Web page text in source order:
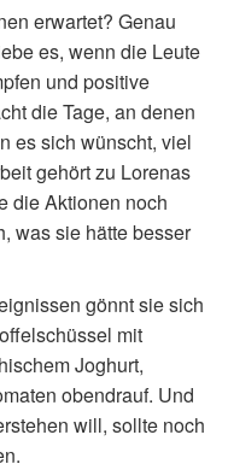
erwartet? Genau
es, wenn die Leute
und positive
die Tage, an denen
es sich wünscht, viel
gehört zu Lorenas
die Aktionen noch
was sie hätte besser
gönnt sie sich
mit
Joghurt,
obendrauf. Und
will, sollte noch